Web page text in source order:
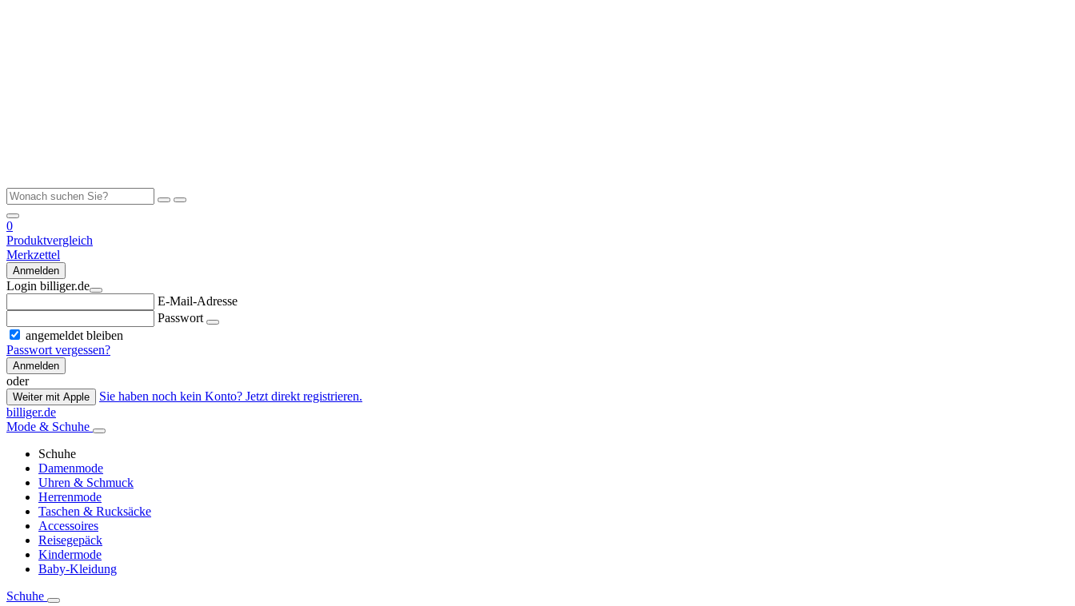
0
Produktvergleich
Merkzettel
Anmelden
Login billiger.de
E-Mail-Adresse
Passwort
angemeldet bleiben
Passwort vergessen?
Anmelden
oder
Weiter mit Apple
Sie haben noch kein Konto? Jetzt direkt registrieren.
billiger.de
Mode & Schuhe
Schuhe
Damenmode
Uhren & Schmuck
Herrenmode
Taschen & Rucksäcke
Accessoires
Reisegepäck
Kindermode
Baby-Kleidung
Schuhe